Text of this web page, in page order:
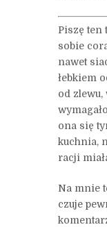
Piszę ten
sobie
nawet
łebkiem
od
ona się
kuchnia,
racji
Na mnie
czuje